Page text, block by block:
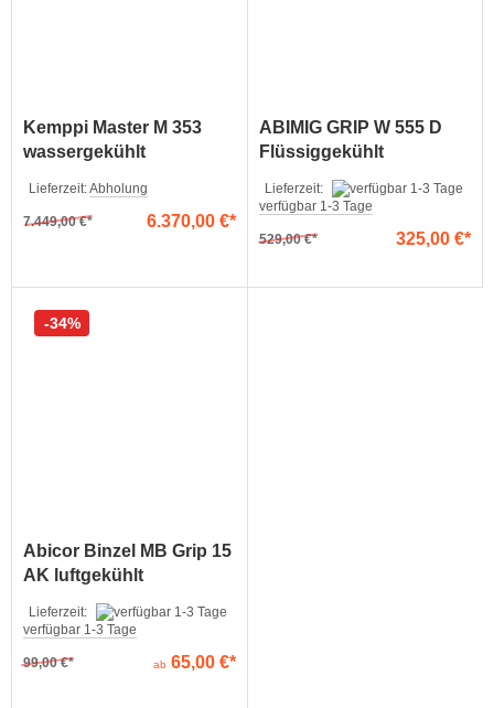
Kemppi Master M 353
wassergekühlt
Lieferzeit:Abholung
7.449,00 € 6.370,00 €
ABIMIG GRIP W 555 D
Flüssiggekühlt
Lieferzeit:
verfügbar 1-3 Tage
529,00 € 325,00 €
Abicor Binzel MB Grip 15
AK luftgekühlt
Lieferzeit:
verfügbar 1-3 Tage
99,00 € ab 65,00 €
34%